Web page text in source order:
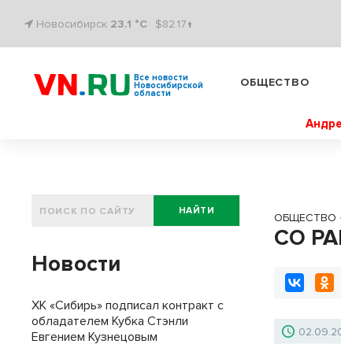
Новосибирск 23.1 °C $82.17↑
Все новости
Новосибирской
области
ОБЩЕСТВО
ОБЩЕСТВО
СО
НАЙТИ
Новости
ХК «Сибирь» подписал контракт с
обладателем Кубка Стэнли
Евгением Кузнецовым